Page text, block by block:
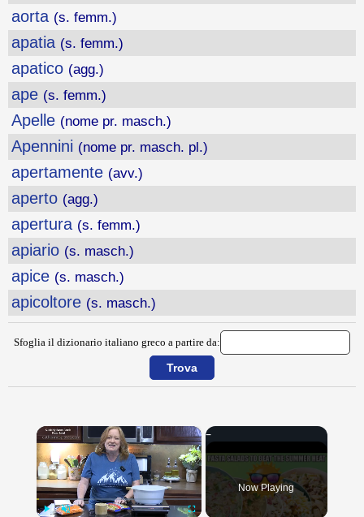
aorta (s. femm.)
apatia (s. femm.)
apatico (agg.)
ape (s. femm.)
Apelle (nome pr. masch.)
Apennini (nome pr. masch. pl.)
apertamente (avv.)
aperto (agg.)
apertura (s. femm.)
apiario (s. masch.)
apice (s. masch.)
apicoltore (s. masch.)
Sfoglia il dizionario italiano greco a partire da:
×
Now Playing